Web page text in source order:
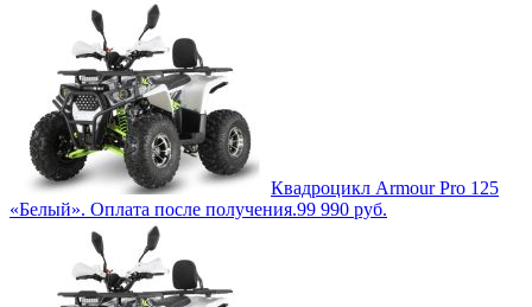
Квадроцикл Armour Pro 125
«Белый». Оплата после получения.99 990 руб.